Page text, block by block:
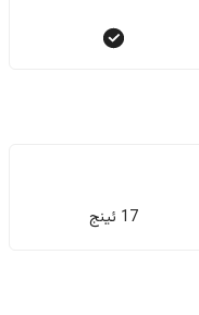
17 ئینج